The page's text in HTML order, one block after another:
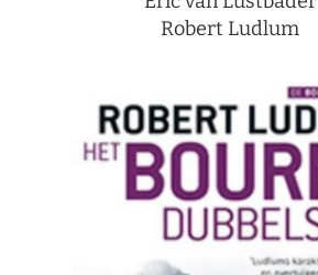
Robert Ludlum